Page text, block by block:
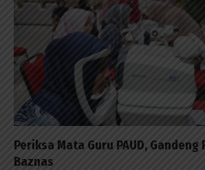
Periksa Mata Guru PAUD, Gandeng
Baznas